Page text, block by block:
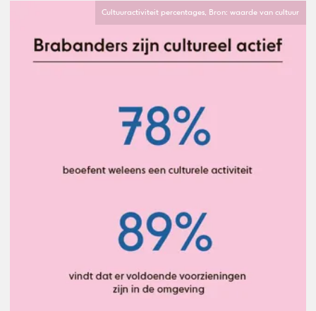
Cultuuractiviteit percentages, Bron: waarde van cultuur